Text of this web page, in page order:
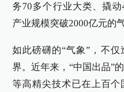
务70多个行业大类、撬动
产业规模突破2000亿元的
如此磅礴的“气象”，不
界。近年来，“中国出品”
等高精尖技术已在上百